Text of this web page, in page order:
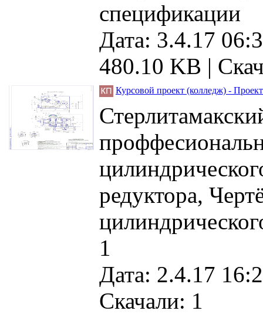
спецификации
Дата: 3.4.17
480.10 KB |
Курсовой проект (колледж) -
редуктора,
1
Дата: 2.4.17
Скачали: 1